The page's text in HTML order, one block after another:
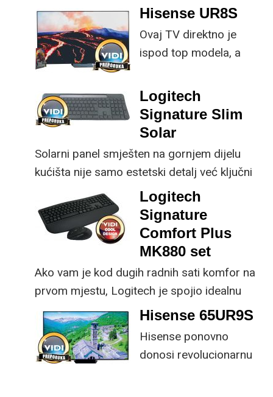
specifikacije, no
istovremeno
implementirao
ključne svakom
korisniku.
Hisense UR8S
Ovaj TV direktno je
ispod top modela, a
male ustupke možete
osjetno uštedjeti pri
kupnji.
Logitech
Signature Slim
Solar
Solarni panel smješten na gornjem dijelu
kućišta nije samo estetski detalj već ključni
dio koncepta ovog proizvoda, jer koristi
energiju prirodnog ili umjetnog svjetla za
rad.
Logitech
Signature
Comfort Plus
MK880 set
Ako vam je kod dugih radnih sati komfor na
prvom mjestu, Logitech je spojio idealnu
kombinaciju tipkovnice i miša s naprednim
funkcijama.
Hisense 65UR9S
Hisense ponovno
donosi revolucionarnu